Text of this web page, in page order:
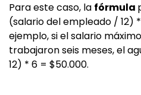
Para este caso, la fórmula
(salario del empleado / 12)
ejemplo, si el salario
trabajaron seis meses, el
12) * 6 = $50.000.